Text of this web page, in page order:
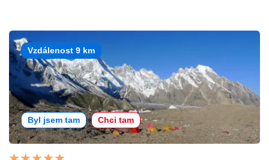
Vzdálenost 9 km
Byl jsem tam Chci tam